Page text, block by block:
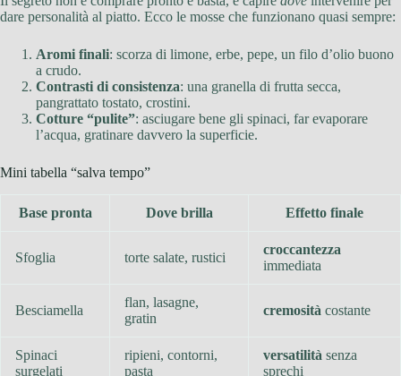
dare personalità al piatto. Ecco le mosse che funzionano quasi sempre:
Aromi finali: scorza di limone, erbe, pepe, un filo d’olio buono
a crudo.
Contrasti di consistenza: una granella di frutta secca,
pangrattato tostato, crostini.
Cotture “pulite”: asciugare bene gli spinaci, far evaporare
l’acqua, gratinare davvero la superficie.
Mini tabella “salva tempo”
Base pronta Dove brilla Effetto finale
Sfoglia torte salate, rustici
croccantezza
immediata
Besciamella
flan, lasagne,
gratin
cremosità costante
Spinaci
surgelati
ripieni, contorni,
pasta
versatilità senza
sprechi